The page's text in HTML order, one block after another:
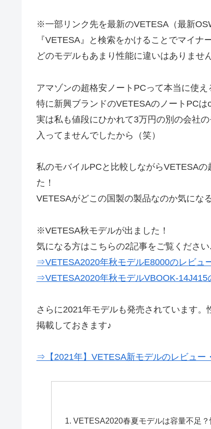
※一部リンク先を最新のVETESA（最新
『VETESA』と検索をかけることでマイ
どのモデルもあまり性能に違いはありませ
アマゾンの超格安ノートPCって本当に使え
特に新興ブランドのVETESAのノートPCは
実は私も値段にひかれて3万円の別の会社
入ってませんでしたから（笑）
私のモバイルPCと比較しながらVETESA
た！
VETESAがどこの国製の製品なのか気にな
※VETESA秋モデルが出ました！
気になる方はこちらの2記事をご覧くださ
⇒VETESA2020年秋モデルE8000のレビュ
⇒VETESA2020年秋モデルVBOOK-14J415
さらに2021年モデルも発売されています
掲載しておきます♪
⇒【2021年】VETESA新モデルのレビュー
VETESA2020春夏モデルは容量不足？